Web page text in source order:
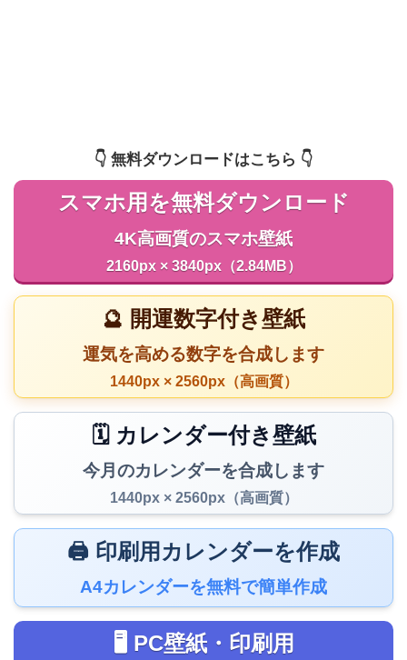
👇️ 無料ダウンロードはこちら 👇️
スマホ用を無料ダウンロード
4K高画質のスマホ壁紙
2160px × 3840px（2.84MB）
🔮 開運数字付き壁紙
運気を高める数字を合成します
1440px × 2560px（高画質）
🗓️ カレンダー付き壁紙
今月のカレンダーを合成します
1440px × 2560px（高画質）
🖨️ 印刷用カレンダーを作成
A4カレンダーを無料で簡単作成
🖥️ PC壁紙・印刷用